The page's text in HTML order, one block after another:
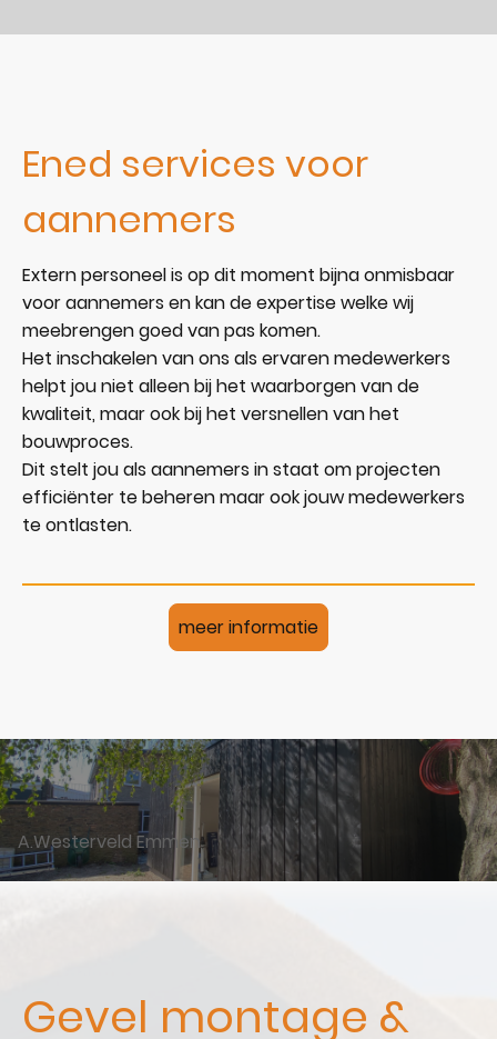
meer informatie
Ened services voor
aannemers
Extern personeel is op dit moment bijna onmisbaar
voor aannemers en kan de expertise welke wij
meebrengen goed van pas komen.
Het inschakelen van ons als ervaren medewerkers
helpt jou niet alleen bij het waarborgen van de
kwaliteit, maar ook bij het versnellen van het
bouwproces.
Dit stelt jou als aannemers in staat om projecten
efficiënter te beheren maar ook jouw medewerkers
te ontlasten.
A.Westerveld Emmen
Gevel montage &